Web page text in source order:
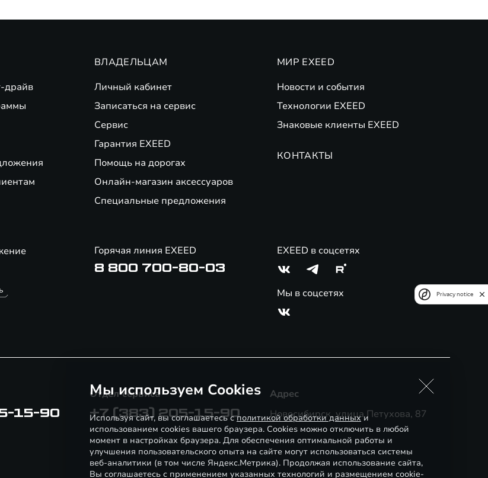
драйв
ВЛАДЕЛЬЦАМ
Личный кабинет
Записаться на сервис
Сервис
Гарантия EXEED
Помощь на дорогах
Онлайн-магазин аксессуаров
Специальные предложения
МИР EXEED
Новости и события
Технологии EXEED
Знаковые клиенты EXEED
КОНТАКТЫ
Горячая линия EXEED
8 800 700-80-03
EXEED в соцсетях
Мы в соцсетях
15-90
Отдел сервиса
+7 (383) 205-15-90
Адрес
Новосибирск, улица Петухова, 87
Мы используем Cookies
Используя сайт, вы соглашаетесь сполитикой обработки данныхи
использованием cookies вашего браузера. Cookies можно отключить в любой
момент в настройках браузера. Для обеспечения оптимальной работы и
улучшения пользовательского опыта на сайте могут использоваться системы
веб-аналитики (в том числе Яндекс.Метрика). Продолжая использование сайта,
Вы соглашаетесь с применением указанных технологий и размещением cookie-
Privacy notice